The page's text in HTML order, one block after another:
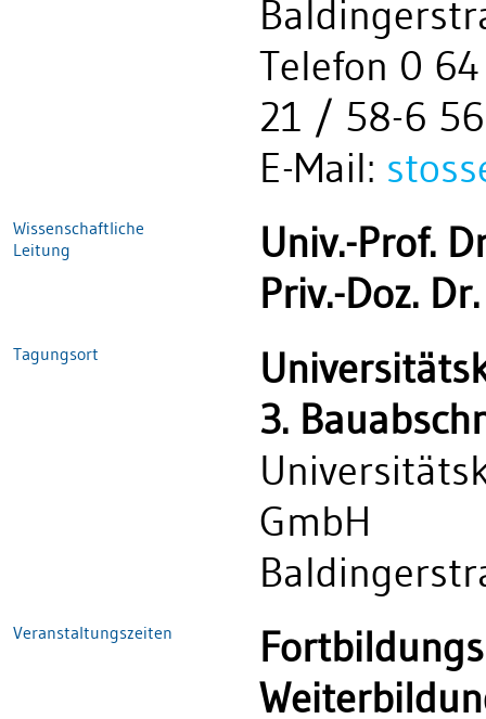
Telefon 0
21 / 58-6
E-Mail:
Wissenschaftliche
Leitung
Univ.-Prof.
Priv.-Doz.
Tagungsort
3.
GmbH
Veranstaltungszeiten